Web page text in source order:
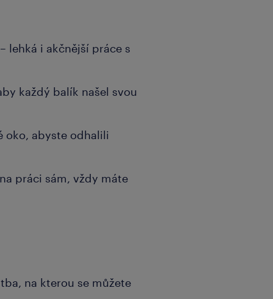
lehká i akčnější práce s
každý balík našel svou
oko, abyste odhalili
práci sám, vždy máte
na kterou se můžete